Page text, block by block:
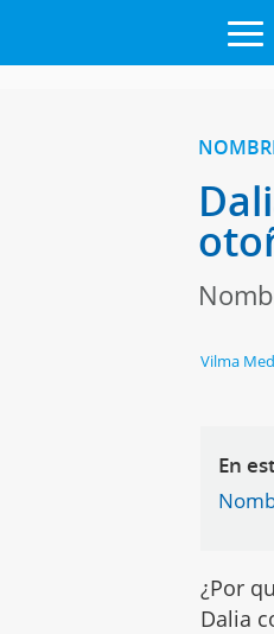
Vilma
En
¿Por
Dalia